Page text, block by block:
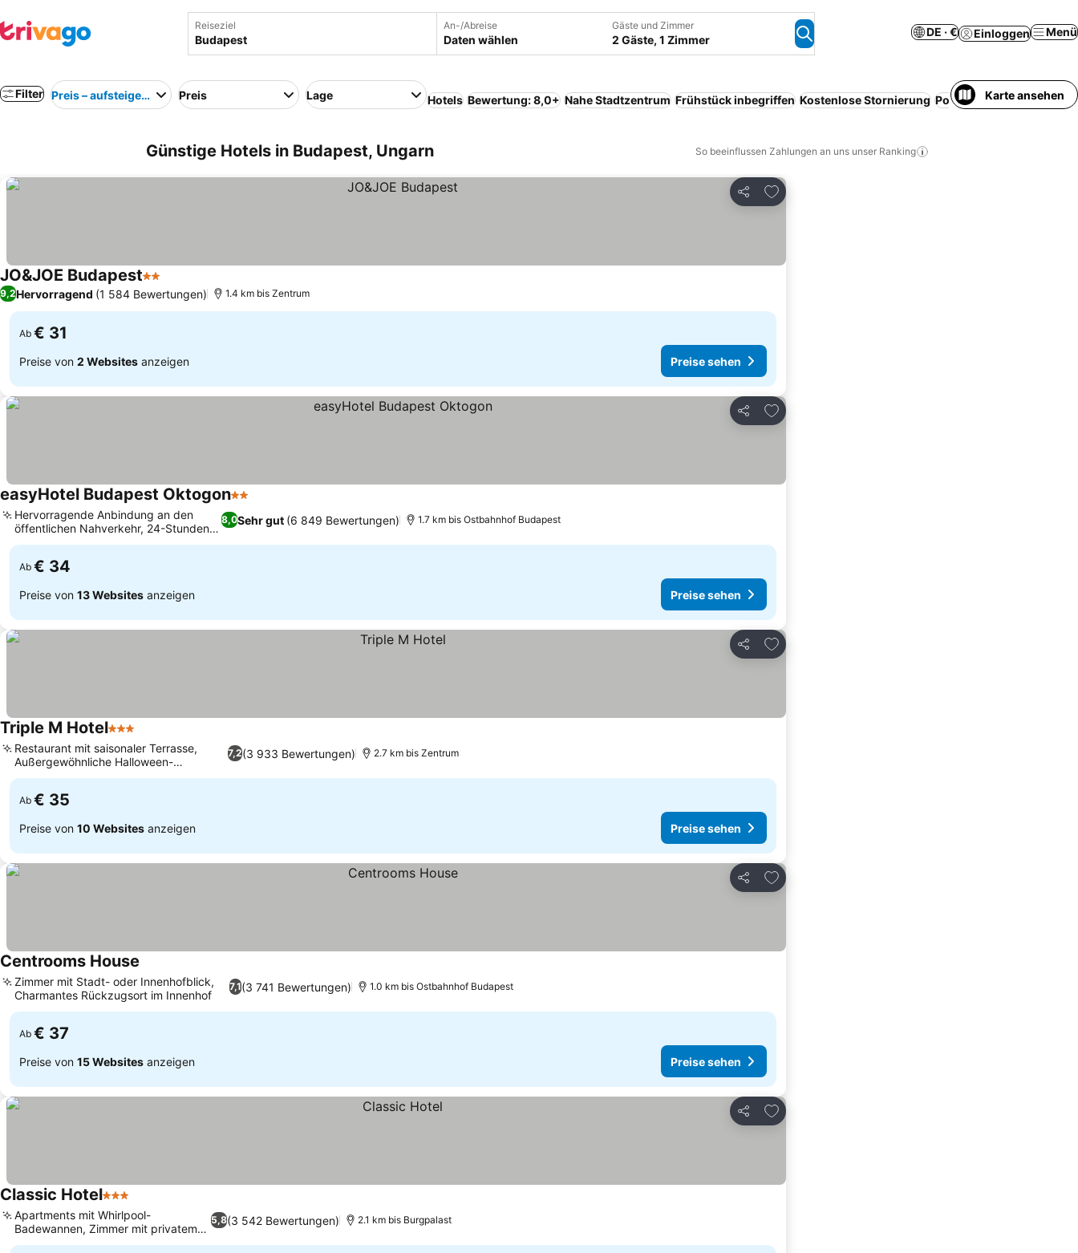
Reiseziel An-/Abreise
Daten wählen
Gäste und Zimmer
2 Gäste, 1 Zimmer
DE · € Einloggen Menü
Filter Preis – aufsteigend Preis Lage Hotels Bewertung: 8,0+ Nahe Stadtzentrum Frühstück inbegriffen Kostenlose Stornierung Pool Serviced apartment
Karte ansehen
Günstige Hotels in Budapest, Ungarn So beeinflussen Zahlungen an uns unser Ranking
Teilen
Zu Favoriten hinzufügen
JO&JOE Budapest2 Sterne
9,2Hervorragend (1 584 Bewertungen) 1.4 km bis Zentrum
Ab € 31
Preise von 2 Websites anzeigen Preise sehen
Teilen
Zu Favoriten hinzufügen
easyHotel Budapest Oktogon2 Sterne
8,0Sehr gut (6 849 Bewertungen)
Hervorragende Anbindung an den
öffentlichen Nahverkehr, 24-Stunden-
Rezeption
1.7 km bis Ostbahnhof Budapest
Ab € 34
Preise von 13 Websites anzeigen Preise sehen
Teilen
Zu Favoriten hinzufügen
Triple M Hotel3 Sterne
7,2(3 933 Bewertungen)
Restaurant mit saisonaler Terrasse,
Außergewöhnliche Halloween-
Dekoration
2.7 km bis Zentrum
Ab € 35
Preise von 10 Websites anzeigen Preise sehen
Teilen
Zu Favoriten hinzufügen
Centrooms House
7,1(3 741 Bewertungen)
Zimmer mit Stadt- oder Innenhofblick,
Charmantes Rückzugsort im Innenhof
1.0 km bis Ostbahnhof Budapest
Ab € 37
Preise von 15 Websites anzeigen Preise sehen
Teilen
Zu Favoriten hinzufügen
Classic Hotel3 Sterne
5,8(3 542 Bewertungen)
Apartments mit Whirlpool-
Badewannen, Zimmer mit privatem
Balkon
2.1 km bis Burgpalast